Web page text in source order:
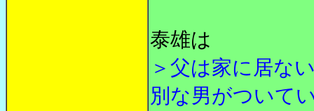
泰雄は
＞父は家に居な
別な男がついて